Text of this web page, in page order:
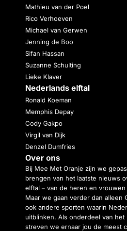
Mathieu van der Poel
Rico Verhoeven
Michael van Gerwen
Jenning de Boo
Sifan Hassan
Suzanne Schulting
Lieke Klaver
Nederlands elftal
Ronald Koeman
Memphis Depay
Cody Gakpo
Virgil van Dijk
Denzel Dumfries
Over ons
Bij Mee Met Oranje zijn we
brengen van het laatste nieuws
elftal – van de heren en
Maar we gaan verder dan alleen
ook andere sporten waarin
uitblinken. Als onderdeel van het
streven we ernaar jou de meest